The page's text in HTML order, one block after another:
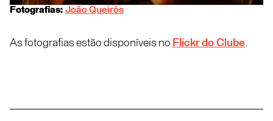
Fotografias: João Queirós
As fotografias estão disponíveis no Flickr do Clube.